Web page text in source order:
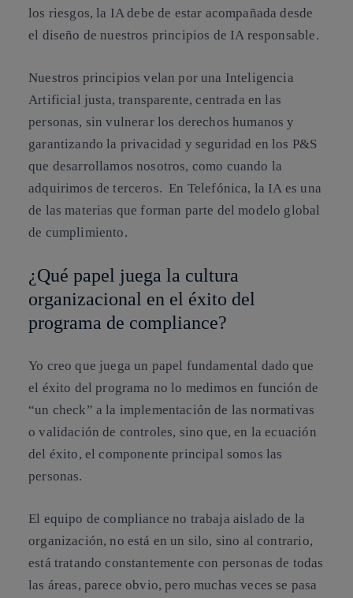
los riesgos, la IA debe de estar acompañada desde
el diseño de nuestros principios de IA responsable.
Nuestros principios velan por una Inteligencia
Artificial justa, transparente, centrada en las
personas, sin vulnerar los derechos humanos y
garantizando la privacidad y seguridad en los P&S
que desarrollamos nosotros, como cuando la
adquirimos de terceros. En Telefónica, la IA es una
de las materias que forman parte del modelo global
de cumplimiento.
¿Qué papel juega la cultura
organizacional en el éxito del
programa de compliance?
Yo creo que juega un papel fundamental dado que
el éxito del programa no lo medimos en función de
“un check” a la implementación de las normativas
o validación de controles, sino que, en la ecuación
del éxito, el componente principal somos las
personas.
El equipo de compliance no trabaja aislado de la
organización, no está en un silo, sino al contrario,
está tratando constantemente con personas de todas
las áreas, parece obvio, pero muchas veces se pasa